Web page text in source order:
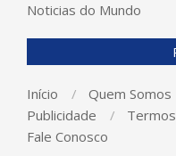
Noticias do Mundo
Início Quem Somos
Publicidade
Fale Conosco